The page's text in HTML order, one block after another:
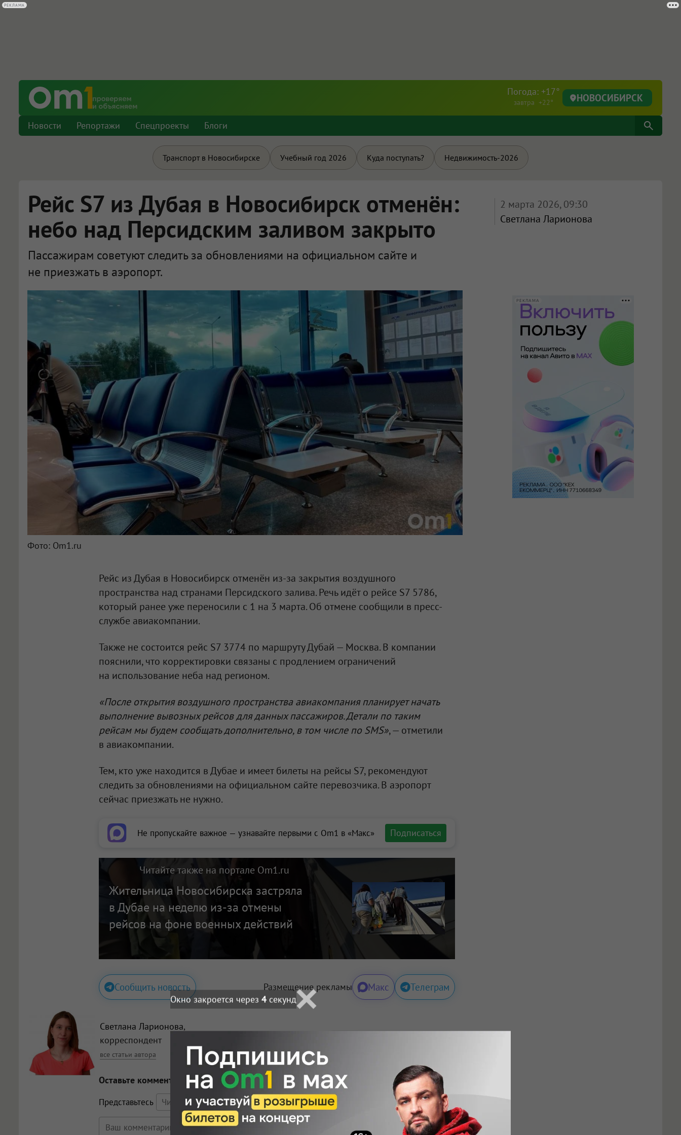
Погода: +17°
завтра +22° НОВОСИБИРСК
Новости Репортажи Спецпроекты Блоги
Транспорт в Новосибирске Учебный год 2026 Куда поступать? Недвижимость-2026
Рейс S7 из Дубая в Новосибирск отменён:
небо над Персидским заливом закрыто
Пассажирам советуют следить за обновлениями на официальном сайте и
не приезжать в аэропорт.
2 марта 2026, 09:30
Светлана Ларионова
РЕКЛАМА
Фото: Om1.ru
Рейс из Дубая в Новосибирск отменён из-за закрытия воздушного
пространства над странами Персидского залива. Речь идёт о рейсе S7 5786,
который ранее уже переносили с 1 на 3 марта. Об отмене сообщили в пресс-
службе авиакомпании.
Также не состоится рейс S7 3774 по маршруту Дубай — Москва. В компании
пояснили, что корректировки связаны с продлением ограничений
на использование неба над регионом.
«После открытия воздушного пространства авиакомпания планирует начать
выполнение вывозных рейсов для данных пассажиров. Детали по таким
рейсам мы будем сообщать дополнительно, в том числе по SMS», — отметили
в авиакомпании.
Тем, кто уже находится в Дубае и имеет билеты на рейсы S7, рекомендуют
следить за обновлениями на официальном сайте перевозчика. В аэропорт
сейчас приезжать не нужно.
Не пропускайте важное — узнавайте первыми с Om1 в «Макс» Подписаться
Читайте также на портале Om1.ru
Жительница Новосибирска застряла
в Дубае на неделю из-за отмены
рейсов на фоне военных действий
Сообщить новость Размещение рекламы Макс Телеграм
Светлана Ларионова,
корреспондент
все статьи автора
Оставьте комментарий
Представьтесь
Окно закроется через 3 секунд
РЕКЛАМА